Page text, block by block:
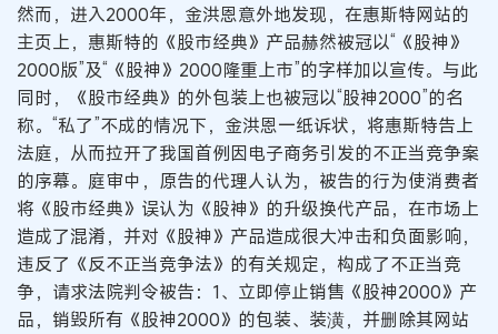
然而，进入2000年，金洪恩意外地发现，在惠斯特网站的
主页上，惠斯特的《股市经典》产品赫然被冠以“《股神》
2000版”及“《股神》2000隆重上市”的字样加以宣传。与此
同时，《股市经典》的外包装上也被冠以“股神2000”的名
称。“私了”不成的情况下，金洪恩一纸诉状，将惠斯特告上
法庭，从而拉开了我国首例因电子商务引发的不正当竞争案
的序幕。庭审中，原告的代理人认为，被告的行为使消费者
将《股市经典》误认为《股神》的升级换代产品，在市场上
造成了混淆，并对《股神》产品造成很大冲击和负面影响，
违反了《反不正当竞争法》的有关规定，构成了不正当竞
争，请求法院判令被告：1、立即停止销售《股神2000》产
品，销毁所有《股神2000》的包装、装潢，并删除其网站